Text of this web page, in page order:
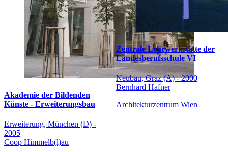
Akademie der Bildenden
Künste - Erweiterungsbau
Erweiterung, München (D) -
2005
Coop Himmelb(l)au
Zentrale Lehrwerkstätte der
Landesberufsschule VI
Neubau, Graz (A) - 2000
Bernhard Hafner
Architekturzentrum Wien